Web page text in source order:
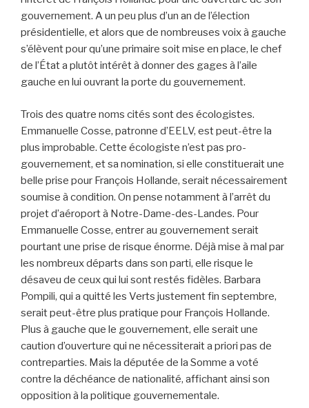
gouvernement. A un peu plus d’un an de l’élection
présidentielle, et alors que de nombreuses voix à gauche
s’élèvent pour qu’une primaire soit mise en place, le chef
de l’État a plutôt intérêt à donner des gages à l’aile
gauche en lui ouvrant la porte du gouvernement.
Trois des quatre noms cités sont des écologistes.
Emmanuelle Cosse, patronne d’EELV, est peut-être la
plus improbable. Cette écologiste n’est pas pro-
gouvernement, et sa nomination, si elle constituerait une
belle prise pour François Hollande, serait nécessairement
soumise à condition. On pense notamment à l’arrêt du
projet d’aéroport à Notre-Dame-des-Landes. Pour
Emmanuelle Cosse, entrer au gouvernement serait
pourtant une prise de risque énorme. Déjà mise à mal par
les nombreux départs dans son parti, elle risque le
désaveu de ceux qui lui sont restés fidèles. Barbara
Pompili, qui a quitté les Verts justement fin septembre,
serait peut-être plus pratique pour François Hollande.
Plus à gauche que le gouvernement, elle serait une
caution d’ouverture qui ne nécessiterait a priori pas de
contreparties. Mais la députée de la Somme a voté
contre la déchéance de nationalité, affichant ainsi son
opposition à la politique gouvernementale.